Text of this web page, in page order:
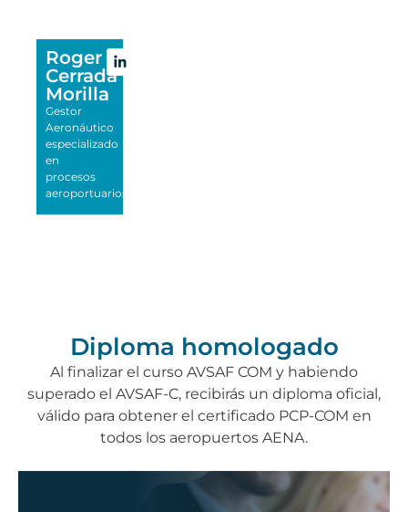
Roger
Cerrada
Morilla
Gestor
Aeronáutico
especializado
en
procesos
aeroportuarios
Diploma homologado
Al finalizar el curso AVSAF COM y habiendo
superado el AVSAF-C, recibirás un diploma oficial,
válido para obtener el certificado PCP-COM en
todos los aeropuertos AENA.